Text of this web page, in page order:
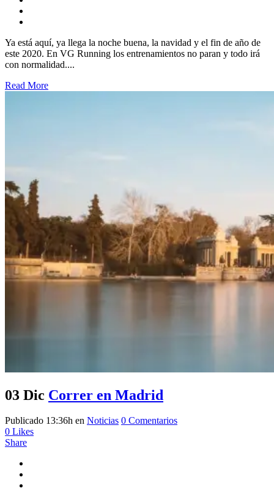
Ya está aquí, ya llega la noche buena, la navidad y el fin de año de
este 2020. En VG Running los entrenamientos no paran y todo irá
con normalidad....
Read More
03 Dic Correr en Madrid
Publicado 13:36h en Noticias 0 Comentarios
0 Likes
Share